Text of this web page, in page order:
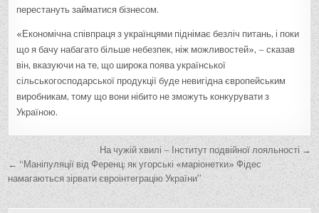
перестануть займатися бізнесом.
«Економічна співпраця з українцями піднімає безліч питань, і поки
що я бачу набагато більше небезпек, ніж можливостей», – сказав
він, вказуючи на те, що широка поява української
сільськогосподарської продукції буде невигідна європейським
виробникам, тому що вони нібито не зможуть конкурувати з
Україною.
Н
а
в
На чужій хвилі – Інститут подвійної лояльності →
← “Маніпуляції від Ференц: як угорські «маріонетки» Фідес
намагаються зірвати євроінтеграцію України”